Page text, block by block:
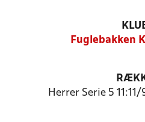
Fuglebakken
Herrer Serie 5